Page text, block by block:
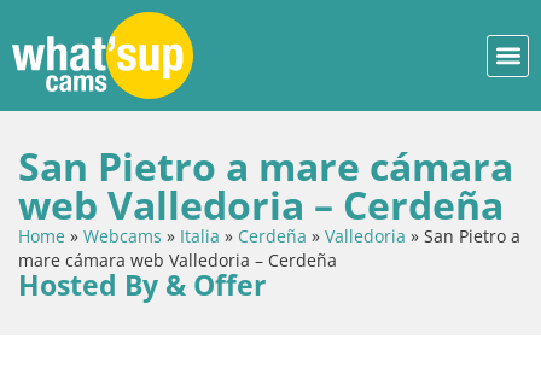
San Pietro a mare cámara
web Valledoria – Cerdeña
Home » Webcams » Italia » Cerdeña » Valledoria » San Pietro a
mare cámara web Valledoria – Cerdeña
Hosted By & Offer